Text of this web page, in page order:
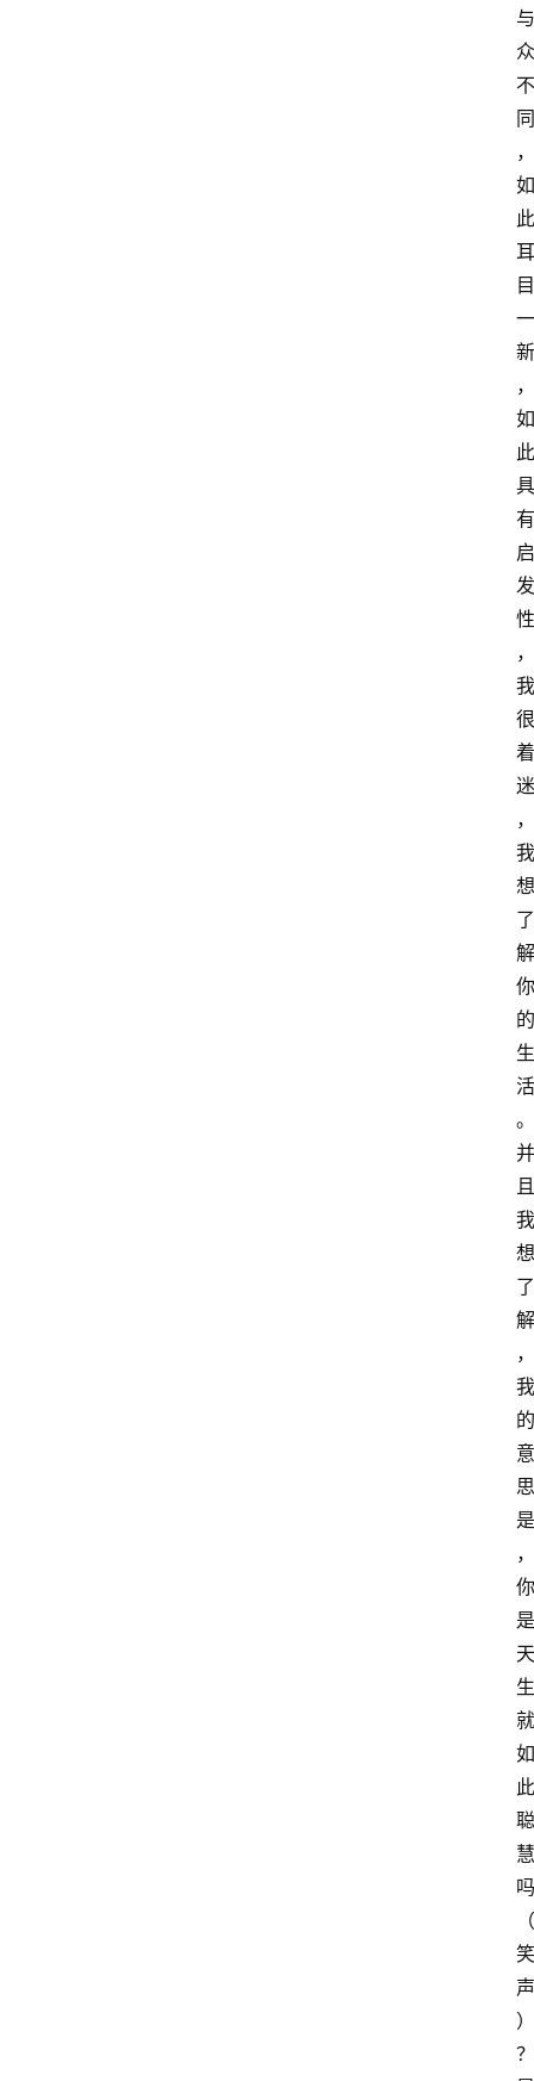
与
众
不
同
，
如
此
耳
目
一
新
，
如
此
具
有
启
发
性
，
我
很
着
迷
，
我
想
了
解
你
的
生
活
。
并
且
我
想
了
解
，
我
的
意
思
是
，
你
是
天
生
就
如
此
聪
慧
吗
（
笑
声
）
？